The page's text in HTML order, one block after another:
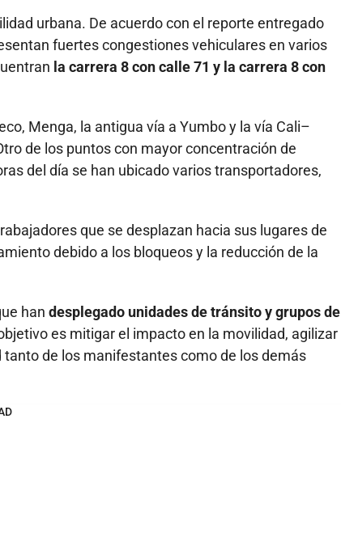
urbana. De acuerdo con el reporte entregado
fuertes congestiones vehiculares en varios
la carrera 8 con calle 71 y la carrera 8 con
Menga, la antigua vía a Yumbo y la vía Cali–
de los puntos con mayor concentración de
del día se han ubicado varios transportadores,
que se desplazan hacia sus lugares de
debido a los bloqueos y la reducción de la
han desplegado unidades de tránsito y grupos de
es mitigar el impacto en la movilidad, agilizar
de los manifestantes como de los demás